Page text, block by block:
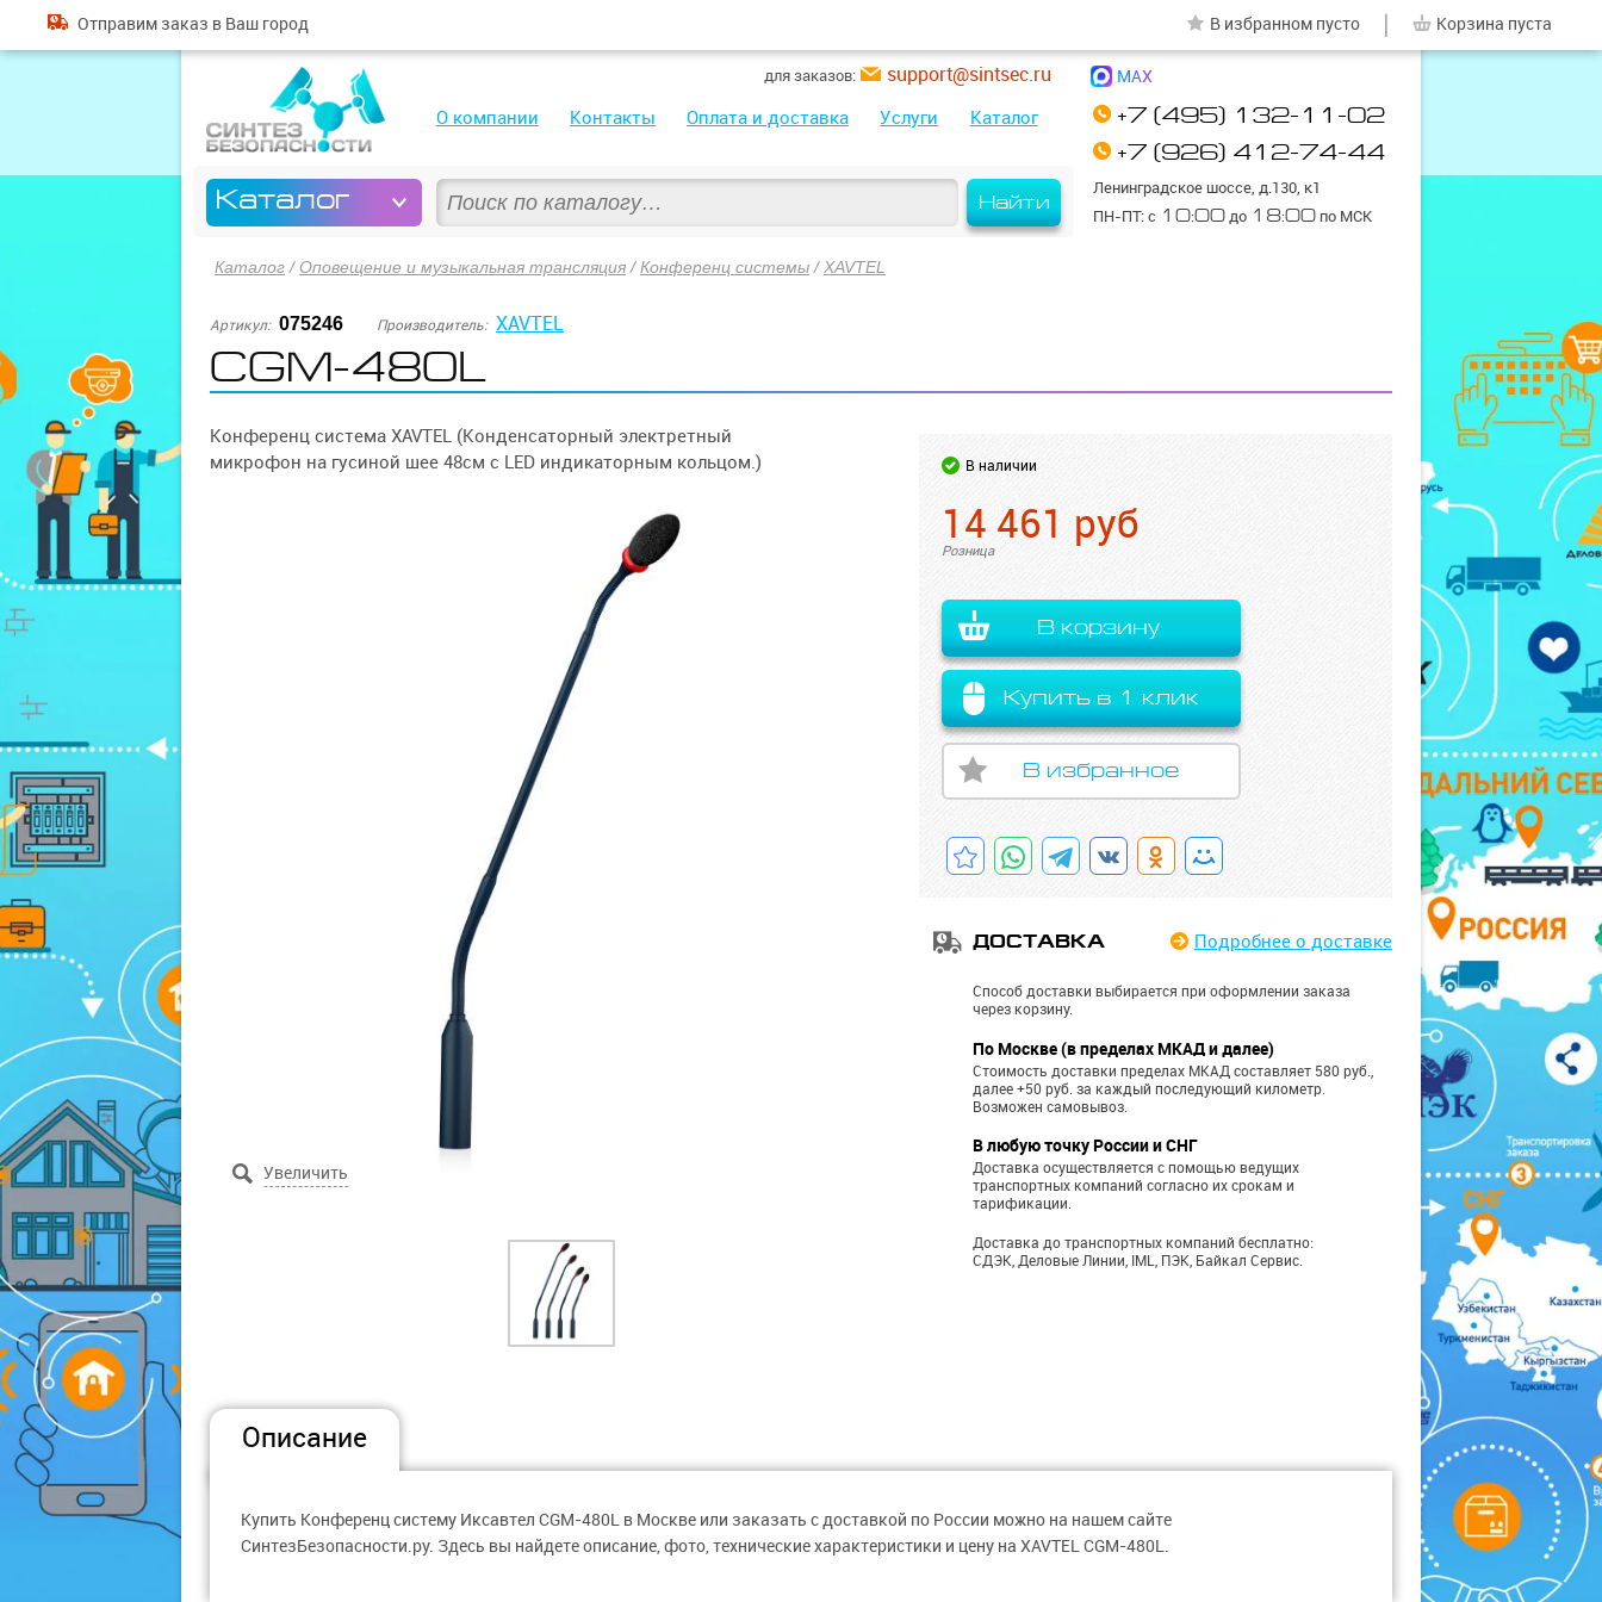
Найти
О компании Контакты Оплата и доставка Услуги Каталог
Каталог
+7 (495) 132-11-02
+7 (926) 412-74-44
Ленинградское шоссе, д.130, к1
ПН-ПТ: с 10:00 до 18:00 по МСК
для заказов: support@sintsec.ru MAX
Отправим заказ в Ваш город В избранном пусто Корзина пуста
Каталог / Оповещение и музыкальная трансляция /Конференц системы / XAVTEL
Артикул: 075246 Производитель: XAVTEL
CGM-480L
Конференц система XAVTEL (Конденсаторный электретный
микрофон на гусиной шее 48см с LED индикаторным кольцом.)
В наличии
14 461 руб
Розница
В корзину
Купить в 1 клик
В избранное
ДОСТАВКА Подробнее о доставке
Способ доставки выбирается при оформлении заказа
через корзину.
По Москве (в пределах МКАД и далее)
Стоимость доставки пределах МКАД составляет 580 руб.,
далее +50 руб. за каждый последующий километр.
Возможен самовывоз.
В любую точку России и СНГ
Доставка осуществляется с помощью ведущих
транспортных компаний согласно их срокам и
тарификации.
Доставка до транспортных компаний бесплатно:
СДЭК, Деловые Линии, IML, ПЭК, Байкал Сервис.
Описание
Купить Конференц систему Иксавтел CGM-480L в Москве или заказать с доставкой по России можно на нашем сайте
СинтезБезопасности.ру. Здесь вы найдете описание, фото, технические характеристики и цену на XAVTEL CGM-480L.